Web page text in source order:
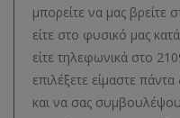
μπορείτε να μας βρείτε
είτε στο φυσικό μας
είτε τηλεφωνικά στο
επιλέξετε είμαστε
και να σας